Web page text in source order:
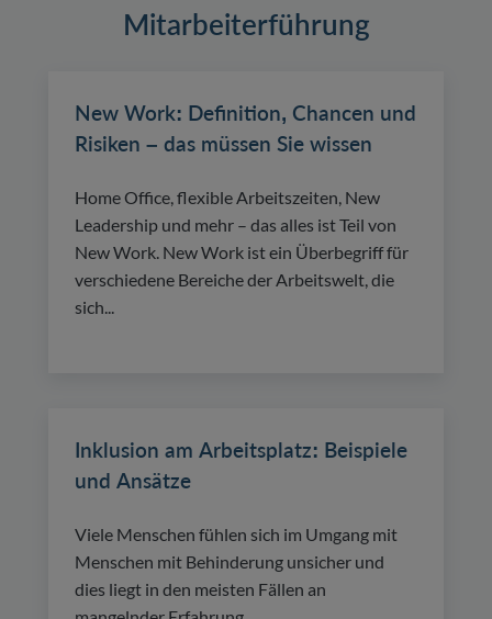
Mitarbeiterführung
New Work: Definition, Chancen und
Risiken – das müssen Sie wissen
Home Office, flexible Arbeitszeiten, New
Leadership und mehr – das alles ist Teil von
New Work. New Work ist ein Überbegriff für
verschiedene Bereiche der Arbeitswelt, die
sich...
Inklusion am Arbeitsplatz: Beispiele
und Ansätze
Viele Menschen fühlen sich im Umgang mit
Menschen mit Behinderung unsicher und
dies liegt in den meisten Fällen an